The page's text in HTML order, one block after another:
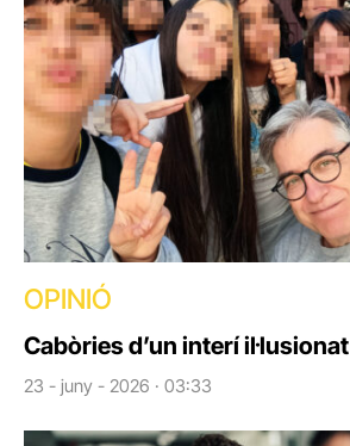
OPINIÓ
Cabòries d’un interí il·lusionat
23 - juny - 2026 · 03:33